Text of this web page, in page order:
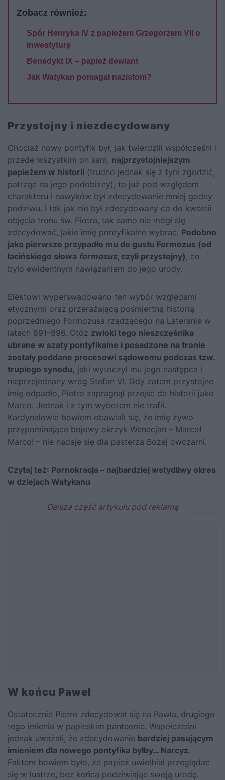
Zobacz również:
Spór Henryka IV z papieżem Grzegorzem VII o
inwestyturę
Benedykt IX – papież dewiant
Jak Watykan pomagał nazistom?
Przystojny i niezdecydowany
Chociaż nowy pontyfik był, jak twierdzili współcześni i
przede wszystkim on sam, najprzystojniejszym
papieżem w historii (trudno jednak się z tym zgodzić,
patrząc na jego podobizny), to już pod względem
charakteru i nawyków był zdecydowanie mniej godny
podziwu. I tak jak nie był zdecydowany co do kwestii
objęcia tronu św. Piotra, tak samo nie mógł się
zdecydować, jakie imię pontyfikalne wybrać. Podobno
jako pierwsze przypadło mu do gustu Formozus (od
łacińskiego słowa formosus, czyli przystojny) , co
było ewidentnym nawiązaniem do jego urody.
Elektowi wyperswadowano ten wybór względami
etycznymi oraz przerażającą pośmiertną historią
poprzedniego Formozusa rządzącego na Lateranie w
latach 891–896. Otóż zwłoki tego nieszczęśnika
ubrane w szaty pontyfikalne i posadzone na tronie
zostały poddane procesowi sądowemu podczas tzw.
trupiego synodu, jaki wytoczył mu jego następca i
nieprzejednany wróg Stefan VI. Gdy zatem przystojne
imię odpadło, Pietro zapragnął przejść do historii jako
Marco. Jednak i z tym wyborem nie trafił.
Kardynałowie bowiem obawiali się, że imię żywo
przypominające bojowy okrzyk Wenecjan – Marco!
Marco! – nie nadaje się dla pasterza Bożej owczarni.
Czytaj też: Pornokracja – najbardziej wstydliwy okres
w dziejach Watykanu
W końcu Paweł
Ostatecznie Pietro zdecydował się na Pawła, drugiego
tego imienia w papieskim panteonie. Współcześni
jednak uważali, że zdecydowanie bardziej pasującym
imieniem dla nowego pontyfika byłby… Narcyz.
Faktem bowiem było, że papież uwielbiał przeglądać
się w lustrze, bez końca podziwiając swoją urodę.